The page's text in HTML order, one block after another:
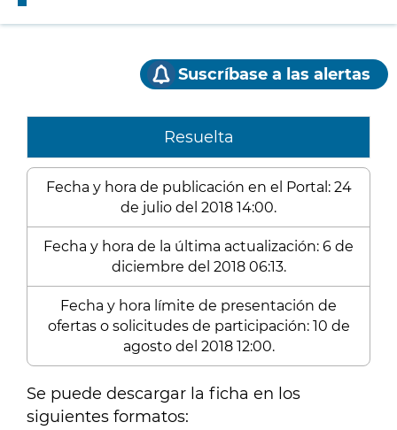
Suscríbase a las alertas
Resuelta
Fecha y hora de publicación en el Portal: 24
de julio del 2018 14:00.
Fecha y hora de la última actualización: 6 de
diciembre del 2018 06:13.
Fecha y hora límite de presentación de
ofertas o solicitudes de participación: 10 de
agosto del 2018 12:00.
Se puede descargar la ficha en los
siguientes formatos: